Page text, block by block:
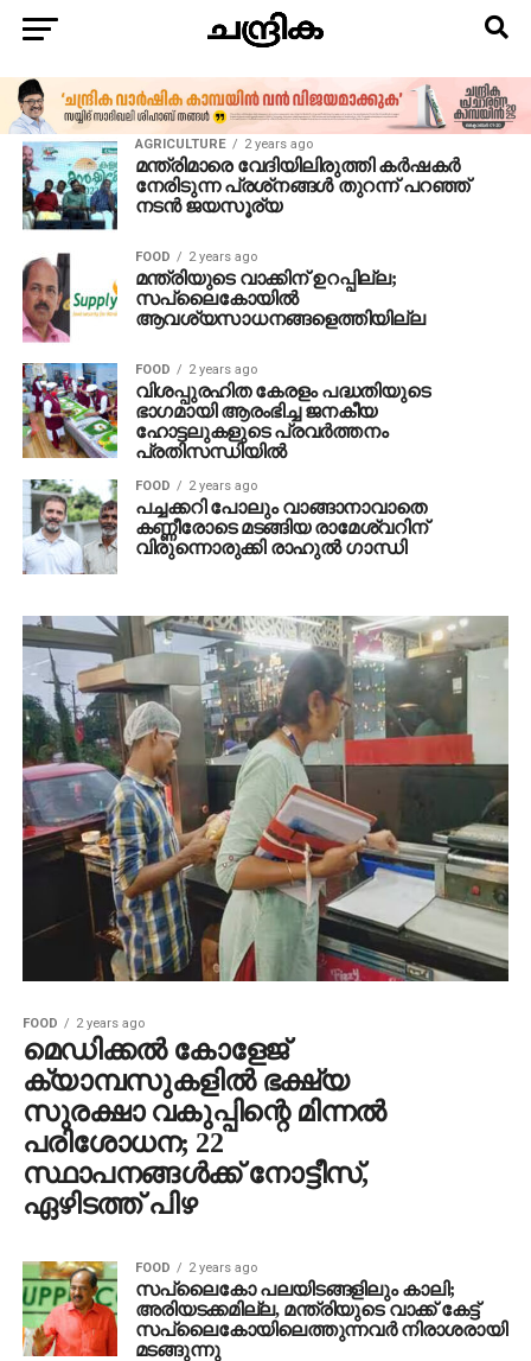
AGRICULTURE 2 years ago
മന്ത്രിമാരെ വേദിയിലിരുത്തി കര്‍ഷകര്‍
നേരിടുന്ന പ്രശ്‌നങ്ങള്‍ തുറന്ന് പറഞ്ഞ്
നടന്‍ ജയസൂര്യ
FOOD 2 years ago
മന്ത്രിയുടെ വാക്കിന് ഉറപ്പില്ല;
സപ്ലൈകോയില്‍
ആവശ്യസാധനങ്ങളെത്തിയില്ല
FOOD 2 years ago
വിശപ്പുരഹിത കേരളം പദ്ധതിയുടെ
ഭാഗമായി ആരംഭിച്ച ജനകീയ
ഹോട്ടലുകളുടെ പ്രവര്‍ത്തനം
പ്രതിസന്ധിയില്‍
FOOD 2 years ago
പച്ചക്കറി പോലും വാങ്ങാനാവാതെ
കണ്ണീരോടെ മടങ്ങിയ രാമേശ്വറിന്
വിരുന്നൊരുക്കി രാഹുല്‍ ഗാന്ധി
FOOD 2 years ago
മെഡിക്കല്‍ കോളേജ്
ക്യാമ്പസുകളില്‍ ഭക്ഷ്യ
സുരക്ഷാ വകുപ്പിന്റെ മിന്നല്‍
പരിശോധന; 22
സ്ഥാപനങ്ങള്‍ക്ക് നോട്ടീസ്,
ഏഴിടത്ത് പിഴ
FOOD 2 years ago
സപ്ലൈകോ പലയിടങ്ങളിലും കാലി;
അരിയടക്കമില്ല, മന്ത്രിയുടെ വാക്ക് കേട്ട്
സപ്ലൈകോയിലെത്തുന്നവര്‍ നിരാശരായി
മടങ്ങുന്നു